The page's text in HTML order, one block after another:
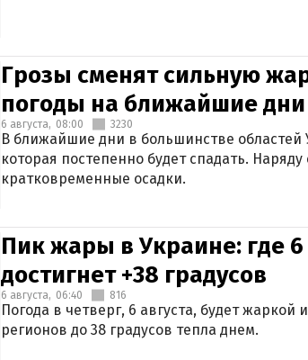
Грозы сменят сильную
погоды на ближайшие дни
6 августа, 08:00 3230
В ближайшие дни в большинстве
которая постепенно будет спадать.
кратковременные осадки.
Пик жары в Украине: где 6
достигнет +38 градусов
6 августа, 06:40 816
Погода в четверг, 6 августа, будет
регионов до 38 градусов тепла днем.